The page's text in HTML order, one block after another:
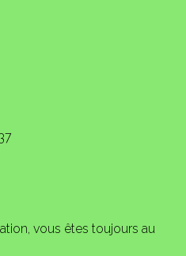
vous êtes toujours au